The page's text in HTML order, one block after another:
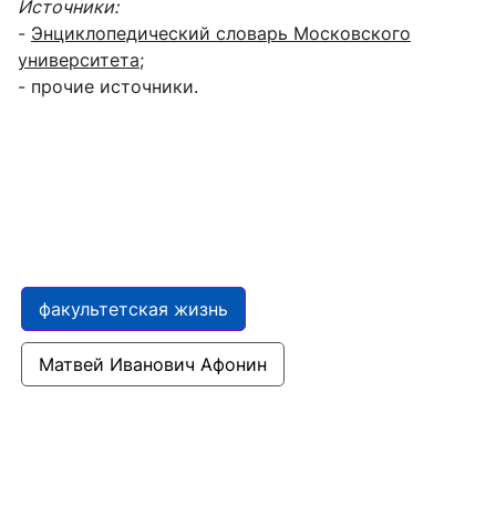
Источники:
- Энциклопедический словарь Московского
университета;
- прочие источники.
факультетская жизнь
Матвей Иванович Афонин